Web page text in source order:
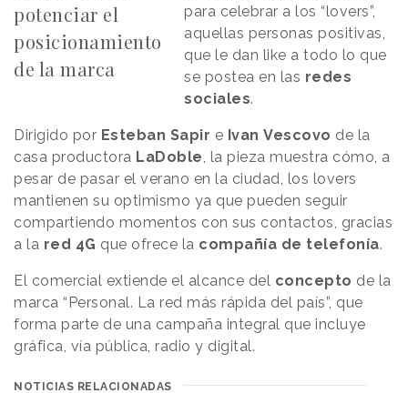
potenciar el
posicionamiento
de la marca
para celebrar a los “lovers”,
aquellas personas positivas,
que le dan like a todo lo que
se postea en las redes
sociales.
Dirigido por Esteban Sapir e Ivan Vescovo de la
casa productora LaDoble, la pieza muestra cómo, a
pesar de pasar el verano en la ciudad, los lovers
mantienen su optimismo ya que pueden seguir
compartiendo momentos con sus contactos, gracias
a la red 4G que ofrece la compañía de telefonía.
El comercial extiende el alcance del concepto de la
marca “Personal. La red más rápida del país”, que
forma parte de una campaña integral que incluye
gráfica, vía pública, radio y digital.
NOTICIAS RELACIONADAS